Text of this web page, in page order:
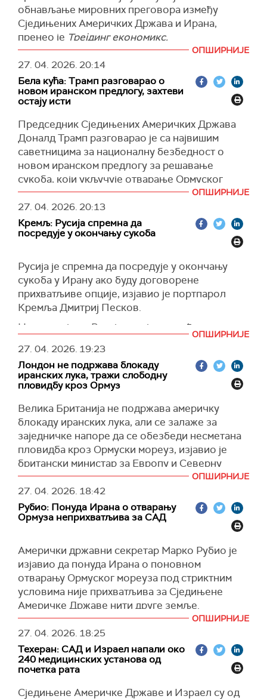
УН и даље безбедност и добробит "недужних"
помораца заробљених у Заливу због сукоба.
"Не постоји правни основ да било која земља
уведе плаћања или намеће таксе, или било
какве дискриминаторне услове на
међународним мореузима", додао је Домингез.
Према његовим речима, у региону Персијског
залива заробљено је скоро 2.000 бродова.
Домингез је подсетио и да су и Иран и
Сједињене Америчке Државе потписници
Међународне конвенције ИМО о безбедности
живота на мору.
(Танјуг)
обнављање мировних преговора између
Сједињених Америчких Држава и Ирана,
пренео је Трејдинг економикс.
Цена нафте Брент кретала се на нивоу од
107,5 долара по барелу, а америчка сирова
нафта WTI (West Texas Intermediate) на око
96,5 долара по барелу.
Сукоб, који је у деветој недељи, подигао је
цене енергије и изазвао несташице на битним
тржиштима.
Међународна агенција за енергију упозорава
на невиђени шок у снабдевању и раст ризика
од успоравања потражње.
(Танјуг)
ОПШИРНИЈЕ
27. 04. 2026.20:14
Бела кућа: Трамп разговарао о
новом иранском предлогу, захтеви
остају исти
Председник Сједињених Америчких Држава
Доналд Трамп разговарао је са највишим
саветницима за националну безбедност о
новом иранском предлогу за решавање
сукоба, који укључује отварање Ормуског
мореуза и касније разматрање нуклеарног
програма, саопштила је портпаролка Беле
куће Керолајн Ливит.
Ливит је истакла да су основни захтеви
укључујући слободан проток нафте кроз
Ормуз и да Иран преда обогаћени уранијум.
"Не бих рекла да се то разматра у смислу
коначне одлуке, само је јутрос одржана
дискусија и сигурна сам да ћете о томе чути
(Reuters)
ОПШИРНИЈЕ
27. 04. 2026.20:13
Кремљ: Русија спремна да
посредује у окончању сукоба
Русија је спремна да посредује у окончању
сукоба у Ирану ако буду договорене
прихватљиве опције, изјавио је портпарол
Кремља Дмитриј Песков.
Нагласио је да Русија остаје посвећена
стратешком, партнерском карактеру односа са
Ираном.
Ирански министар спољних послова Абас
Аракчи претходно састао се у Русији са
председником Владимиром Путином и шефом
руске дипломатије Сергејем Лавровом.
(РИА, Танјуг)
ОПШИРНИЈЕ
27. 04. 2026. 19:23
Лондон не подржава блокаду
иранских лука, тражи слободну
пловидбу кроз Ормуз
Велика Британија не подржава америчку
блокаду иранских лука, али се залаже за
заједничке напоре да се обезбеди несметана
пловидба кроз Ормуски мореуз, изјавио је
британски министар за Европу и Северну
Америку Стивен Даути.
Истакао је и да Британија подржава сарадњу
са САД и другим партнерима у циљу поновног
успостављања несметане пловидбе кроз тај
оптужујући Иран да "остатак света држи као
таоца".
Даути је нагласио да поморски саобраћај мора
да буде безбедан и неометан, без додатних
намета и безбедносних ризика, уз поштовање
"Дипломатија је од кључног значаја", рекао је
Даути, наглашавајући да Ирану не сме бити
дозвољено да блокира мореуз, напада
суседне земље у Персијском заливу и цивилну
ОПШИРНИЈЕ
27. 04. 2026. 18:42
Рубио: Понуда Ирана о отварању
Ормуза неприхватљива за САД
Амерички државни секретар Марко Рубио је
изјавио да понуда Ирана о поновном
отварању Ормуског мореуза под стриктним
условима није прихватљива за Сједињене
Америчке Државе нити друге земље.
Рубио је указао да Иран има другачији поглед
на овај стратешки пловни пут од већине
остатка света.
"Под отварањем мореуза подразумевају да
буде отворен за пловидбу, све док се
ОПШИРНИЈЕ
27. 04. 2026. 18:25
Техеран: САД и Израел напали око
240 медицинских установа од
почетка рата
Сједињене Америчке Државе и Израел су од